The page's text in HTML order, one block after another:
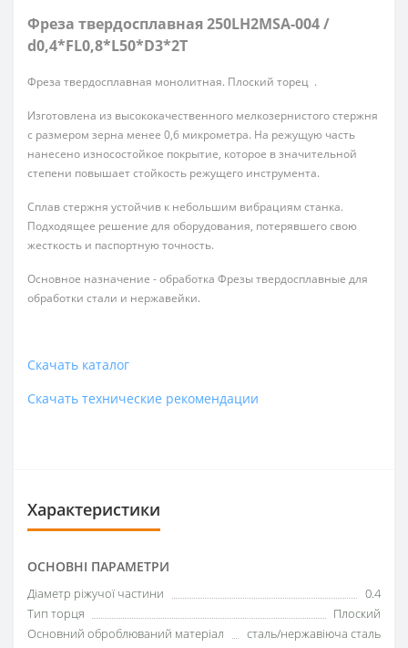
Фреза твердосплавная 250LH2MSA-004 /
d0,4*FL0,8*L50*D3*2T
Фреза твердосплавная монолитная. Плоский торец .
Изготовлена из высококачественного мелкозернистого стержня
с размером зерна менее 0,6 микрометра. На режущую часть
нанесено износостойкое покрытие, которое в значительной
степени повышает стойкость режущего инструмента.
Сплав стержня устойчив к небольшим вибрациям станка.
Подходящее решение для оборудования, потерявшего свою
жесткость и паспортную точность.
Основное назначение - обработка Фрезы твердосплавные для
обработки стали и нержавейки.
Скачать каталог
Скачать технические рекомендации
Характеристики
ОСНОВНІ ПАРАМЕТРИ
Діаметр ріжучої частини
0.4
Тип торця
Плоский
Основний оброблюваний матеріал
сталь/нержавіюча сталь